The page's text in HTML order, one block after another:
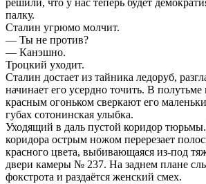
решили, что у нас теперь будет
палку.
Сталин угрюмо молчит.
— Ты не против?
— Канэшно.
Троцкий уходит.
Сталин достает из тайника ледоруб,
начинает его усердно точить. В
красным огоньком сверкают его
губах сотонинская улыбка.
Уходящий в даль пустой коридор
коридора острым ножом перерезает
красного цвета, выбивающаяся из-под
двери камеры № 237. На заднем плане
фокстрота и раздаётся женский смех.